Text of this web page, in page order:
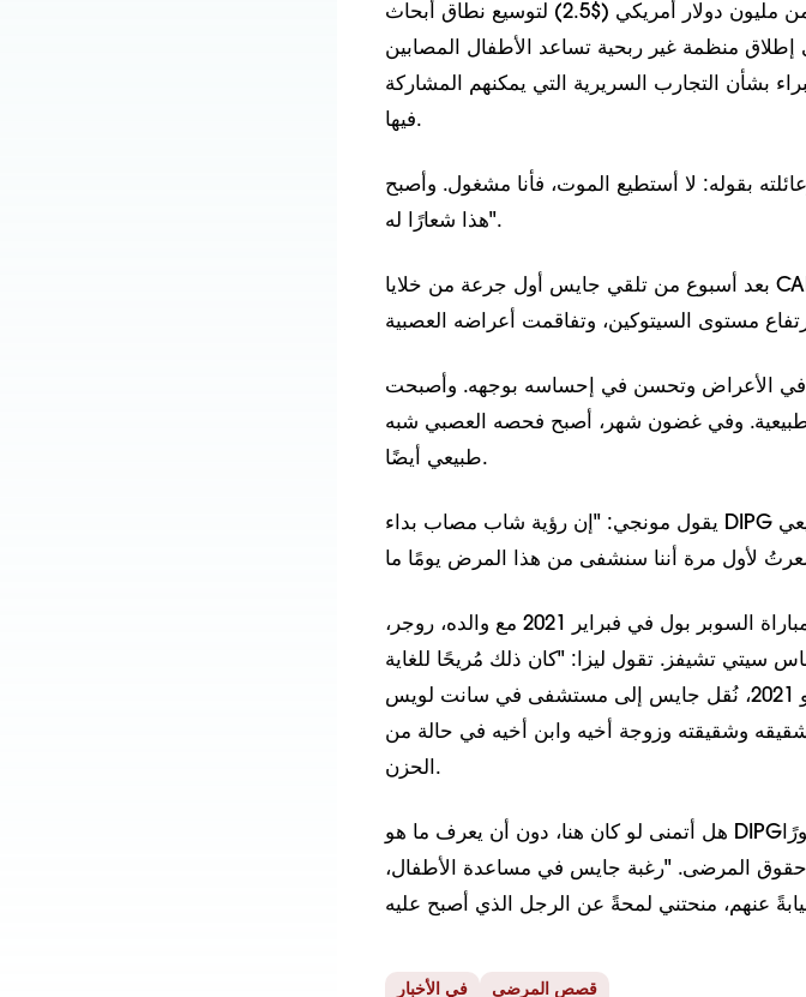
عمل جايس على حملات جمعت أكثر من مليون دولار أمريكي ($2.5) لتوسيع نطاق أبحاث
إطلاق منظمة غير ربحية تساعد الأطفال المصابين
بشأن التجارب السريرية التي يمكنهم المشاركة
فيها.
بقوله: لا أستطيع الموت، فأنا مشغول. وأصبح
هذا شعارًا له".
بعد أسبوع من تلقي جايس أول جرعة من خلايا CAR-T، أصيب بالحمى وانخفاض ضغط الدم،
في الأعراض وتحسن في إحساسه بوجهه. وأصبحت
طبيعية. وفي غضون شهر، أصبح فحصه العصبي شبه
طبيعي أيضًا.
يقول مونجي: "إن رؤية شاب مصاب بداء DIPG سريع التطور يستعيد فحصًا عصبيًا شبه طبيعي
تمكن جايس من تحقيق حلمه بحضور مباراة السوبر بول في فبراير 2021 مع والده، روجر،
سيتي تشيفز. تقول ليزا: "كان ذلك مُريحًا للغاية
بالنسبة له، وبصيص أمل كبير". في 30 يونيو 2021، نُقل جايس إلى مستشفى في سانت لويس
والديه وشقيقه وشقيقته وزوجة أخيه وابن أخيه في حالة من
الحزن.
هل أتمنى لو كان هنا، دون أن يعرف ما هو DIPG؟ بالطبع، تقول والدته. لكنها اكتسبت شعورًا
المرضى. "رغبة جايس في مساعدة الأطفال،
في الأخبار قصص المرضى